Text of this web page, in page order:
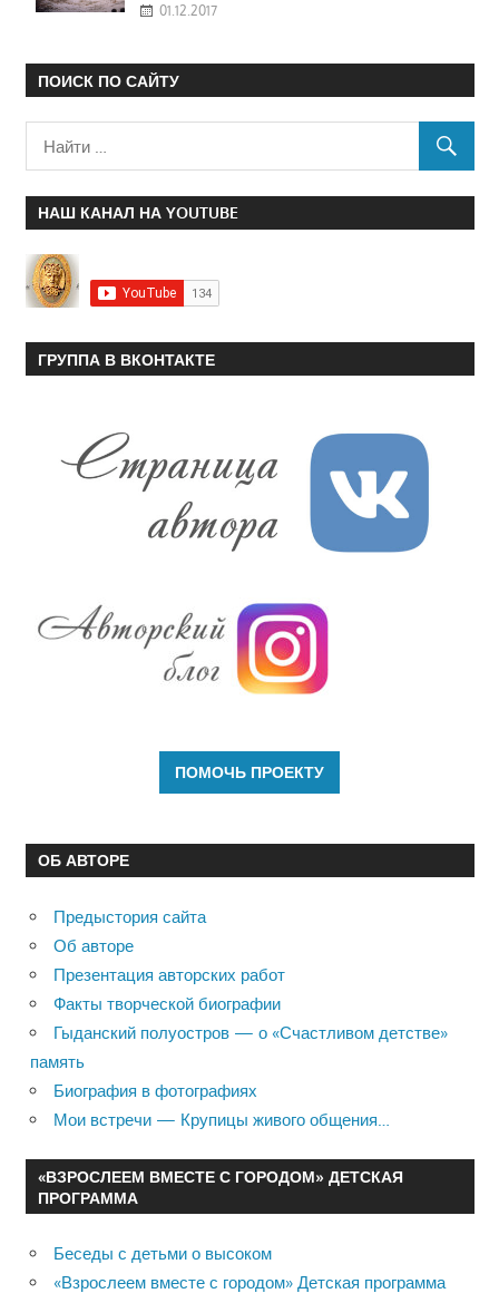
01.12.2017
ПОИСК ПО САЙТУ
НАШ КАНАЛ НА YOUTUBE
ГРУППА В ВКОНТАКТЕ
ОБ АВТОРЕ
Предыстория сайта
Об авторе
Презентация авторских работ
Факты творческой биографии
Гыданский полуостров — о «Счастливом детстве»
память
Биография в фотографиях
Мои встречи — Крупицы живого общения…
«ВЗРОСЛЕЕМ ВМЕСТЕ С ГОРОДОМ» ДЕТСКАЯ
ПРОГРАММА
Беседы с детьми о высоком
«Взрослеем вместе с городом» Детская программа